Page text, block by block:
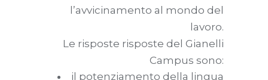
l’avvicinamento al mondo del
lavoro.
Le risposte risposte del Gianelli
Campus sono:
il potenziamento della lingua